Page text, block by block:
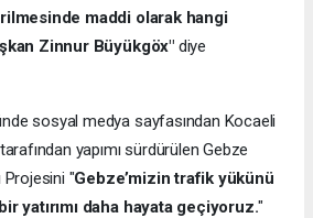
maddi olarak hangi
Zinnur Büyükgöx" diye
sosyal medya sayfasından Kocaeli
yapımı sürdürülen Gebze
Projesini "Gebze’mizin trafik yükünü
yatırımı daha hayata geçiyoruz."